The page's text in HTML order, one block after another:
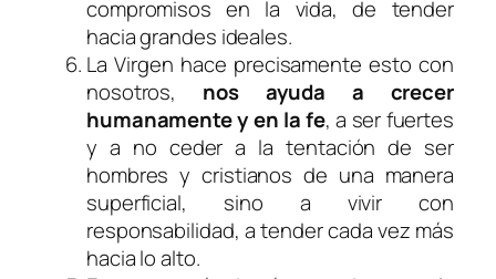
compromisos en la vida, de tender
hacia grandes ideales.
La Virgen hace precisamente esto con
nosotros, nos ayuda a crecer
humanamente y en la fe, a ser fuertes
y a no ceder a la tentación de ser
hombres y cristianos de una manera
superficial, sino a vivir con
responsabilidad, a tender cada vez más
hacia lo alto.